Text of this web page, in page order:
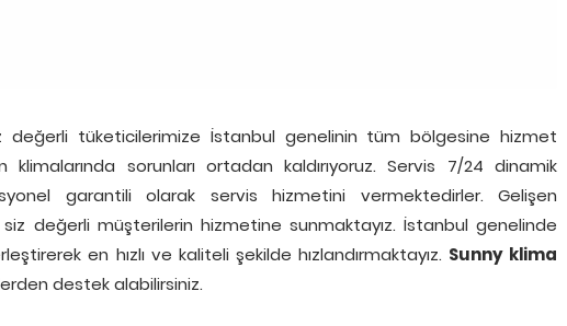
değerli tüketicilerimize İstanbul genelinin tüm bölgesine hizmet
sorunları ortadan kaldırıyoruz. Servis 7/24 dinamik
garantili olarak servis hizmetini vermektedirler. Gelişen
değerli müşterilerin hizmetine sunmaktayız. İstanbul genelinde
en hızlı ve kaliteli şekilde hızlandırmaktayız. Sunny klima
destek alabilirsiniz.